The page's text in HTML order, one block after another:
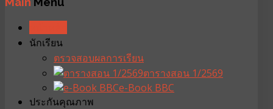
นักเรียน
ตรวจสอบผลการเรียน
ตารางสอน 1/2569
e-Book BBC
ประกันคุณภาพ